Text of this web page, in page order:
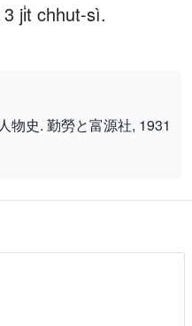
ji̍t chhut-sì.
物史. 勤勞と富源社, 1931